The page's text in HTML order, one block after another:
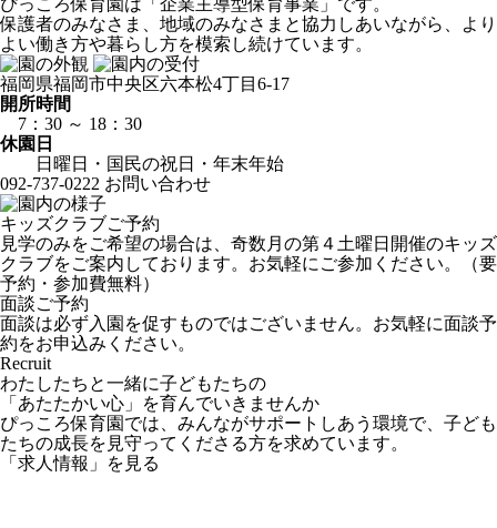
保護者のみなさま、地域のみなさまと協力しあいながら、より
よい働き方や暮らし方を模索し続けています。
福岡県福岡市中央区六本松4丁目6-17
開所時間
7：30 ～ 18：30
休園日
日曜日・国民の祝日・年末年始
092-737-0222 お問い合わせ
キッズクラブご予約
見学のみをご希望の場合は、奇数月の第４土曜日開催のキッズ
クラブをご案内しております。お気軽にご参加ください。（要
予約・参加費無料）
面談ご予約
面談は必ず入園を促すものではございません。お気軽に面談予
約をお申込みください。
Recruit
わたしたちと一緒に子どもたちの
「あたたかい心」を育んでいきませんか
ぴっころ保育園では、みんながサポートしあう環境で、子ども
たちの成長を見守ってくださる方を求めています。
「求人情報」を見る